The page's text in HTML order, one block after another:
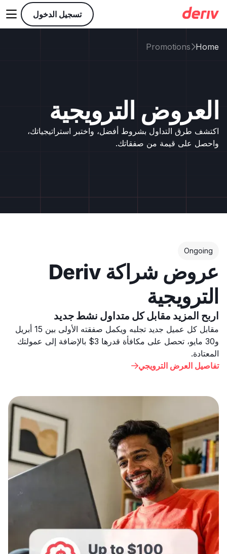
تسجيل الدخول 
Home

Promotions
العروض الترويجية
اكتشف طرق التداول بشروط أفضل، واختبر استراتيجياتك،
واحصل على قيمة من صفقاتك.
Ongoing
عروض شراكة Deriv
الترويجية
اربح المزيد مقابل كل متداول نشط جديد
مقابل كل عميل جديد تجلبه ويكمل صفقته الأولى بين 15 أبريل
و30 مايو، تحصل على مكافأة قدرها 3$ بالإضافة إلى عمولتك
المعتادة.
تفاصيل العرض الترويجي